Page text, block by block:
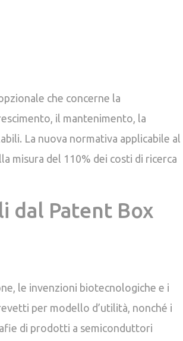
che concerne la
il mantenimento, la
La nuova normativa applicabile al
misura del 110% dei costi di ricerca
dal Patent Box
le invenzioni biotecnologiche e i
per modello d’utilità, nonché i
di prodotti a semiconduttori